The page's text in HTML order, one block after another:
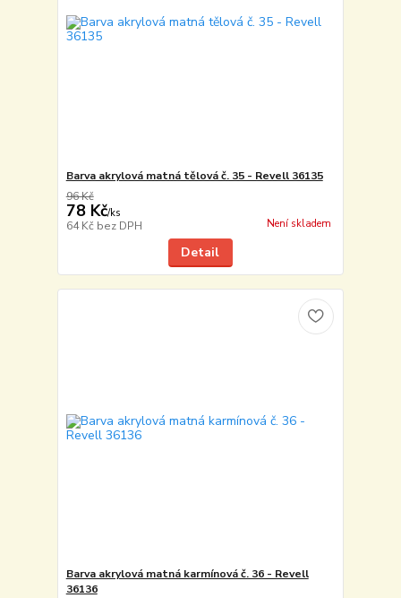
Barva akrylová matná tělová č. 35 - Revell 36135
96 Kč
78 Kč/ks
64 Kč bez DPH Není skladem
Detail
Barva akrylová matná karmínová č. 36 - Revell
36136